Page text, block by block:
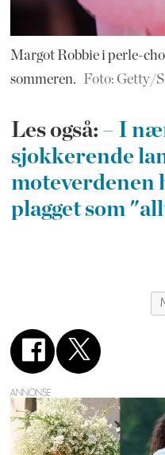
Margot Robbie i perle-
sommeren.
Foto: Getty/
Les også: – I
sjokkerende
moteverdenen
plagget som
ANNONSE